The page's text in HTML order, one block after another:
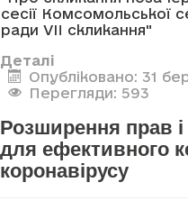
сесії Комсомольської
ради VII скликання"
Деталі
Опубліковано: 31
Перегляди: 593
Розширення прав
для ефективного
коронавірусу